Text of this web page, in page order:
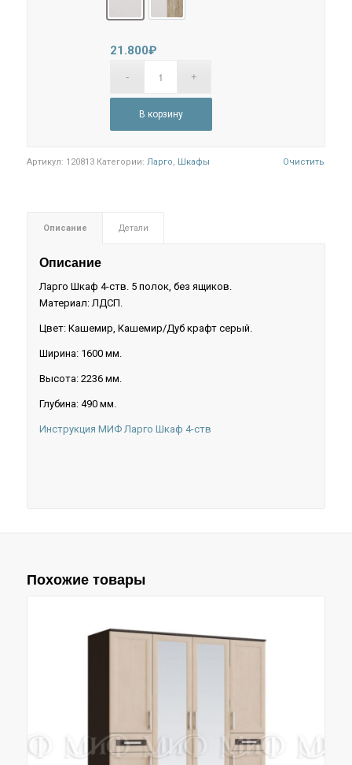
Кашемир/Дуб Крафт Серый
Очистить
21.800₽
В корзину
Артикул: 120813 Категории: Ларго, Шкафы
Описание Детали
Описание
Ларго Шкаф 4-ств. 5 полок, без ящиков.
Материал: ЛДСП.
Цвет: Кашемир, Кашемир/Дуб крафт серый.
Ширина: 1600 мм.
Высота: 2236 мм.
Глубина: 490 мм.
Инструкция МИФ Ларго Шкаф 4-ств
Похожие товары